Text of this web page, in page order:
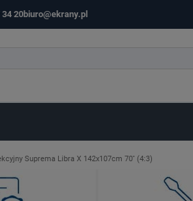
34 20biuro@ekrany.pl
Suprema Libra X 142x107cm 70'' (4:3)